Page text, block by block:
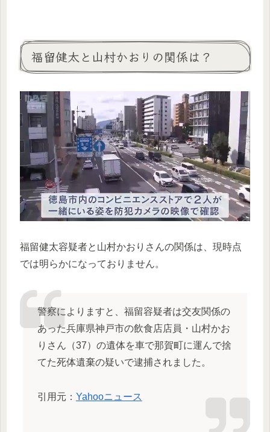
福留健太と山村かおりの関係は？
福留健太容疑者と山村かおりさんの関係は、現時点
では明らかになっておりません。
警察によりますと、福留容疑者は交友関係の
あった兵庫県神戸市の飲食店店員・山村かお
りさん（37）の遺体を車で那賀町に運んで捨
てた死体遺棄の疑いで逮捕されました。
引用元： Yahooニュース